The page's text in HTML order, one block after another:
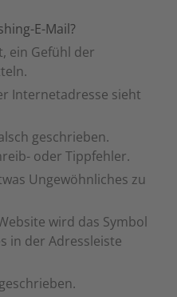
E-Mail?
ein Gefühl der
Internetadresse sieht
geschrieben.
oder Tippfehler.
Ungewöhnliches zu
wird das Symbol
in der Adressleiste